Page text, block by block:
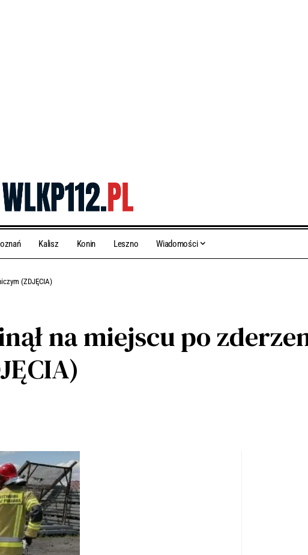
Kalisz Konin Leszno Wiadomości
(ZDJĘCIA)
na miejscu po